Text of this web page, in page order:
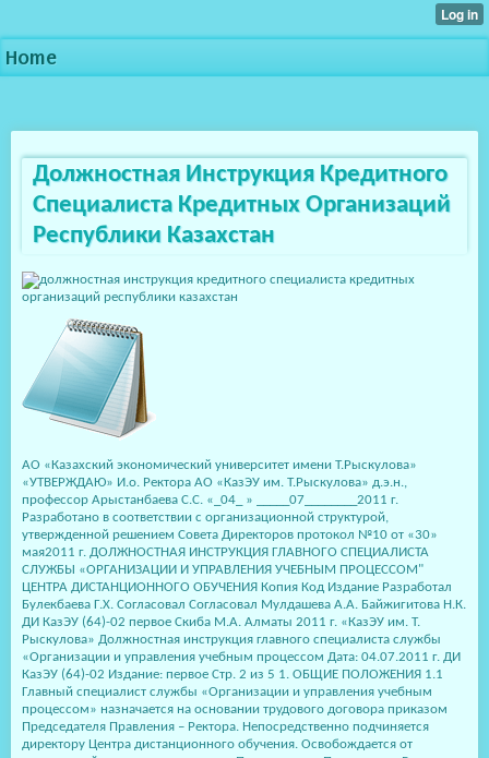
Home
Должностная Инструкция Кредитного
Специалиста Кредитных Организаций
Республики Казахстан
АО «Казахский экономический университет имени Т.Рыскулова»
«УТВЕРЖДАЮ» И.о. Ректора АО «КазЭУ им. Т.Рыскулова» д.э.н.,
профессор Арыстанбаева С.С. «_04_ » _____07________2011 г.
Разработано в соответствии с организационной структурой,
утвержденной решением Совета Директоров протокол №10 от «30»
мая2011 г. ДОЛЖНОСТНАЯ ИНСТРУКЦИЯ ГЛАВНОГО СПЕЦИАЛИСТА
СЛУЖБЫ «ОРГАНИЗАЦИИ И УПРАВЛЕНИЯ УЧЕБНЫМ ПРОЦЕССОМ"
ЦЕНТРА ДИСТАНЦИОННОГО ОБУЧЕНИЯ Копия Код Издание Разработал
Булекбаева Г.Х. Согласовал Согласовал Мулдашева А.А. Байжигитова Н.К.
ДИ КазЭУ (64)-02 первое Скиба М.А. Алматы 2011 г. «КазЭУ им. Т.
Рыскулова» Должностная инструкция главного специалиста службы
«Организации и управления учебным процессом Дата: 04.07.2011 г. ДИ
КазЭУ (64)-02 Издание: первое Стр. 2 из 5 1. ОБЩИЕ ПОЛОЖЕНИЯ 1.1
Главный специалист службы «Организации и управления учебным
процессом» назначается на основании трудового договора приказом
Председателя Правления – Ректора. Непосредственно подчиняется
директору Центра дистанционного обучения. Освобождается от